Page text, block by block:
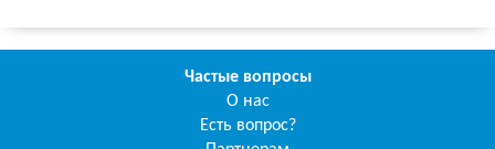
Частые вопросы
О нас
Есть вопрос?